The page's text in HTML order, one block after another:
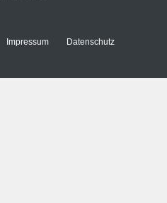
Impressum Datenschutz